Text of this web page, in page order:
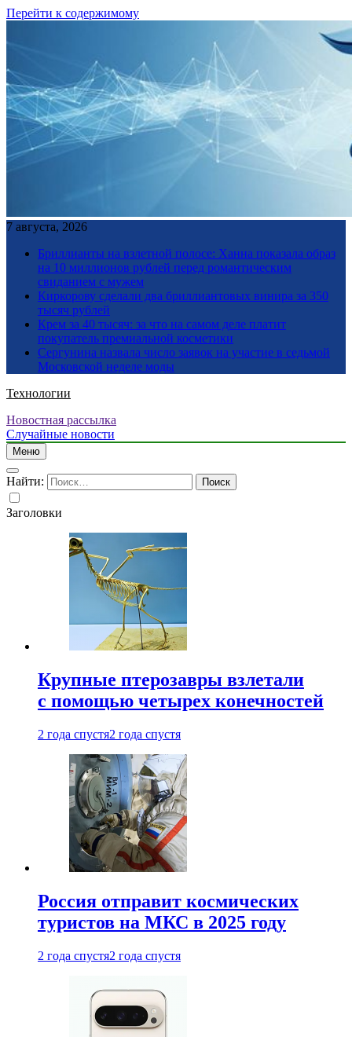
Перейти к содержимому
7 августа, 2026
Бриллианты на взлетной полосе: Ханна показала образ
на 10 миллионов рублей перед романтическим
свиданием с мужем
Киркорову сделали два бриллиантовых винира за 350
тысяч рублей
Крем за 40 тысяч: за что на самом деле платит
покупатель премиальной косметики
Сергунина назвала число заявок на участие в седьмой
Московской неделе моды
Технологии
Новостная рассылка
Случайные новости
Меню
Найти:
Заголовки
Крупные птерозавры взлетали
с помощью четырех конечностей
2 года спустя2 года спустя
Россия отправит космических
туристов на МКС в 2025 году
2 года спустя2 года спустя